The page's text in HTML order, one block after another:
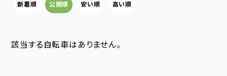
新着順 公開順 安い順 高い順
該当する自転車はありません。